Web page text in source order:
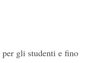
gli studenti e fino